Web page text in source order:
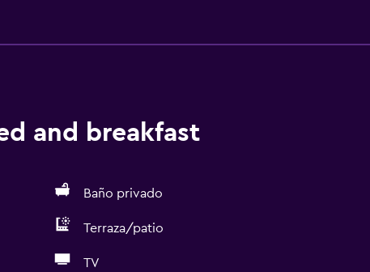
and breakfast
Baño privado
Terraza/patio
TV